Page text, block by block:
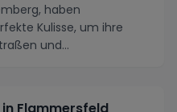
haben
Kulisse, um ihre
und
Flammersfeld